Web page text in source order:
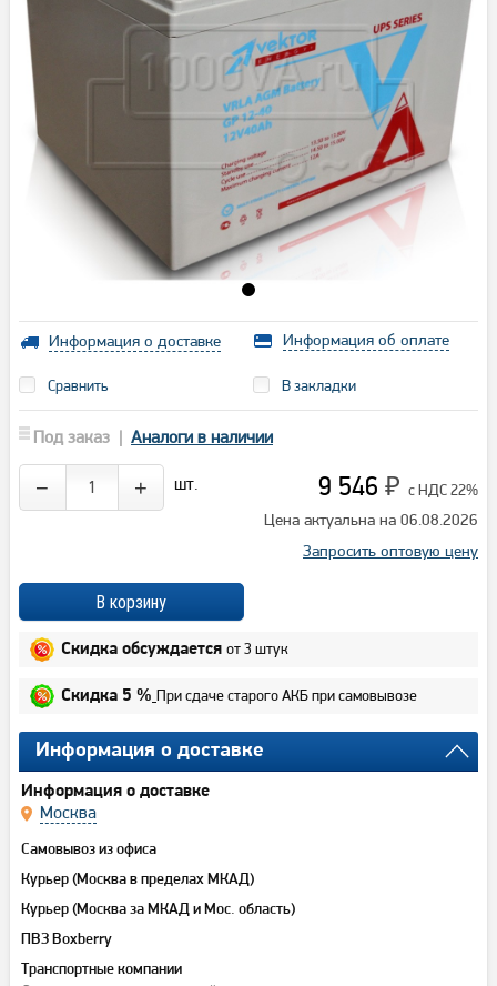
Информация о доставке Информация об оплате
Сравнить В закладки
Под заказ | Аналоги в наличии
− + шт. 9 546 ₽ с НДС 22%
Цена актуальна на 06.08.2026
Запросить оптовую цену
Скидка обсуждается от 3 штук
Скидка 5 % При сдаче старого АКБ при самовывозе
Информация о доставке
Информация о доставке
Москва
Самовывоз из офиса
Курьер (Москва в пределах МКАД)
Курьер (Москва за МКАД и Мос. область)
ПВЗ Boxberry
Транспортные компании